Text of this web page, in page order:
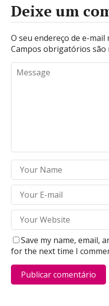
Deixe um
O seu endereço de e-mail
Campos obrigatórios são
Save my name, email,
for the next time I